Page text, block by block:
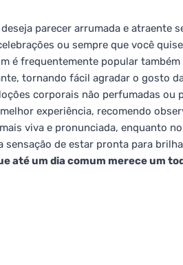
parecer arrumada e atraente
ou sempre que você
é frequentemente popular também
tornando fácil agradar o gosto
corporais não perfumadas ou
experiência, recomendo
viva e pronunciada, enquanto
sensação de estar pronta para
até um dia comum merece um